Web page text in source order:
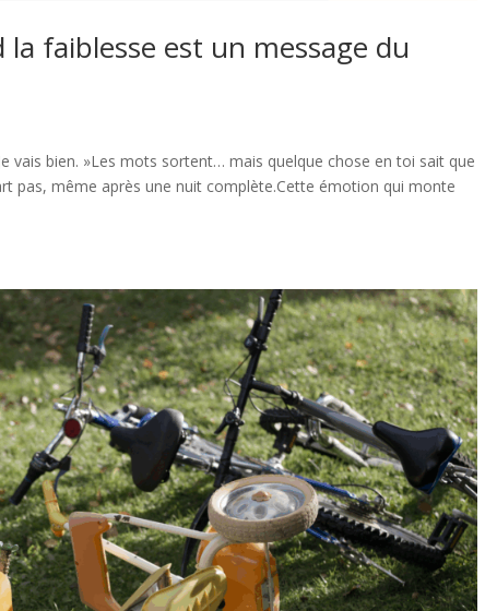
faiblesse est un message du
vais bien. »Les mots sortent… mais quelque chose en toi sait que
pas, même après une nuit complète.Cette émotion qui monte